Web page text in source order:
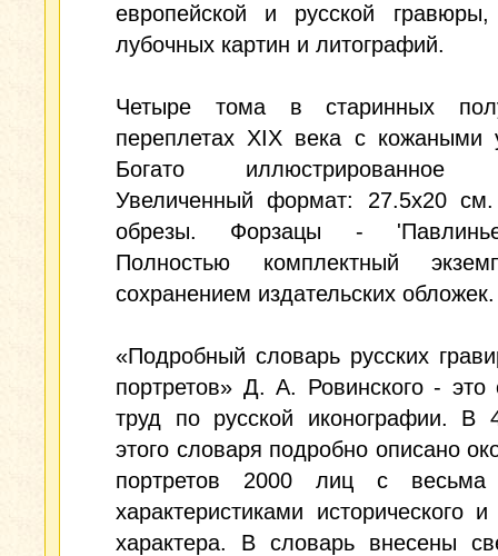
европейской и русской
лубочных картин и литографий.
Четыре тома в старинных
переплетах XIX века с кожаными
Богато иллюстрированное
Увеличенный формат: 27.5x20
обрезы. Форзацы -
Полностью комплектный
сохранением издательских обложек.
«Подробный словарь русских
портретов» Д. А. Ровинского - это
труд по русской иконографии. В
этого словаря подробно описано
портретов 2000 лиц с весьма
характеристиками исторического
характера. В словарь внесены